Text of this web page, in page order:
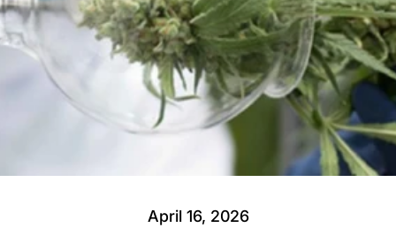
April 16, 2026